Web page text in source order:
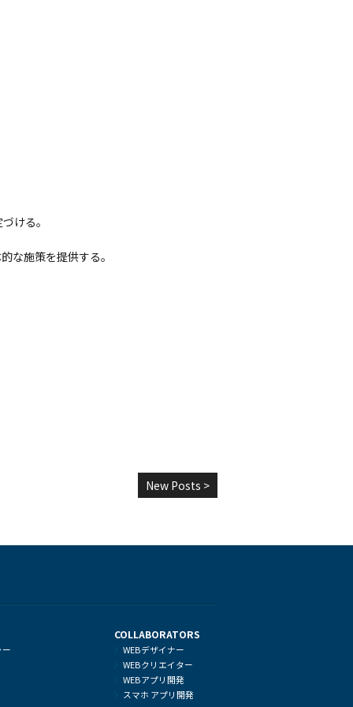
ける。
な施策を提供する。
New Posts >
COLLABORATORS
WEBデザイナー
WEBクリエイター
WEBアプリ開発
スマホ アプリ開発